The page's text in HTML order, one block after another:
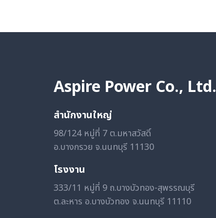
Aspire Power Co., Ltd.
สำนักงานใหญ่
98/124 หมู่ที่ 7 ต.มหาสวัสดิ์
อ.บางกรวย จ.นนทบุรี 11130
โรงงาน
333/11 หมู่ที่ 9 ถ.บางบัวทอง-สุพรรณบุรี
ต.ละหาร อ.บางบัวทอง จ.นนทบุรี 11110